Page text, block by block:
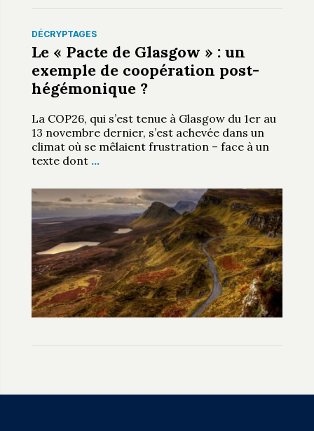
DÉCRYPTAGES
Le « Pacte de Glasgow » : un
exemple de coopération post-
hégémonique ?
La COP26, qui s’est tenue à Glasgow du 1er au
13 novembre dernier, s’est achevée dans un
climat où se mêlaient frustration – face à un
texte dont …